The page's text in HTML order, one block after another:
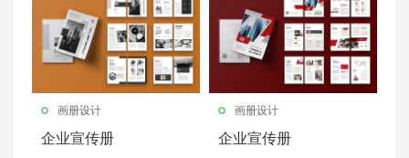
画册设计
企业宣传册
画册设计
企业宣传册